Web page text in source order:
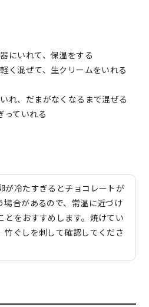
にいれて、保温をする
く混ぜて、生クリームをいれる
れ、だまがなくなるまで混ぜる
ていれる
が冷たすぎるとチョコレートが
場合があるので、常温に近づけ
とをおすすめします。焼けてい
竹ぐしを刺して確認してくださ